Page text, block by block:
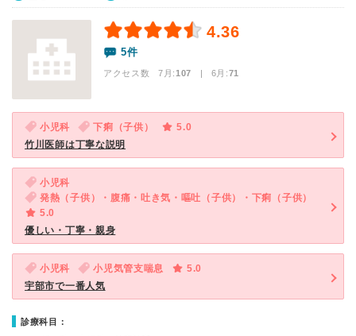
4.36
5件
アクセス数 7月:107 | 6月:71
小児科 下痢（子供）
5.0
竹川医師は丁寧な説明
小児科
発熱（子供）・腹痛・吐き気・嘔吐（子供）・下痢（子供）
5.0
優しい・丁寧・親身
小児科 小児気管支喘息
5.0
宇部市で一番人気
診療科目：